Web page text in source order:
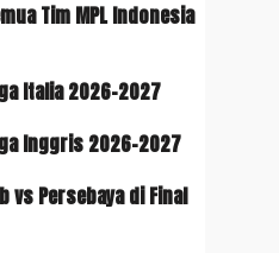
Tim MPL Indonesia
Italia 2026-2027
Inggris 2026-2027
vs Persebaya di Final